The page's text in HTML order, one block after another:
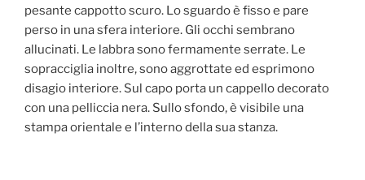
pesante cappotto scuro. Lo sguardo è fisso e pare
perso in una sfera interiore. Gli occhi sembrano
allucinati. Le labbra sono fermamente serrate. Le
sopracciglia inoltre, sono aggrottate ed esprimono
disagio interiore. Sul capo porta un cappello decorato
con una pelliccia nera. Sullo sfondo, è visibile una
stampa orientale e l’interno della sua stanza.